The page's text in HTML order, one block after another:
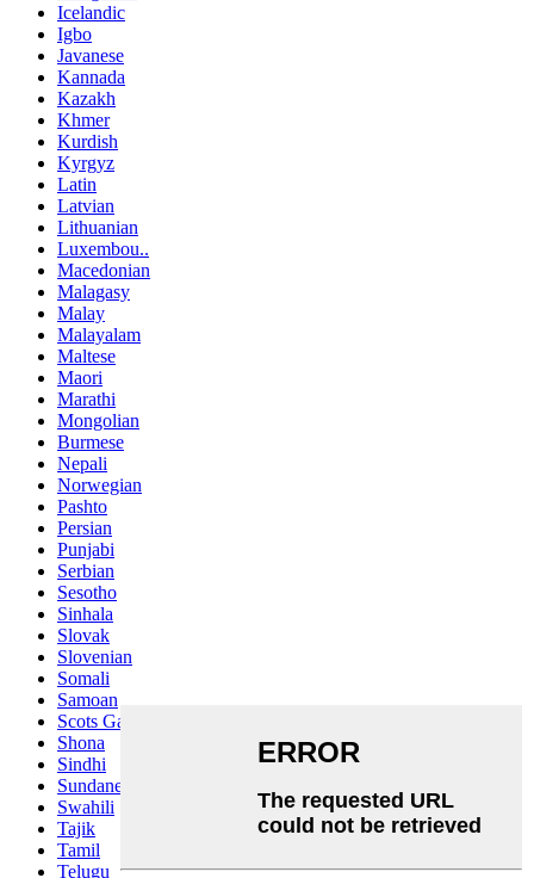
Icelandic
Igbo
Javanese
Kannada
Kazakh
Khmer
Kurdish
Kyrgyz
Latin
Latvian
Lithuanian
Luxembou..
Macedonian
Malagasy
Malay
Malayalam
Maltese
Maori
Marathi
Mongolian
Burmese
Nepali
Norwegian
Pashto
Persian
Punjabi
Serbian
Sesotho
Sinhala
Slovak
Slovenian
Somali
Samoan
Scots Gaelic
Shona
Sindhi
Sundanese
Swahili
Tajik
Tamil
Telugu